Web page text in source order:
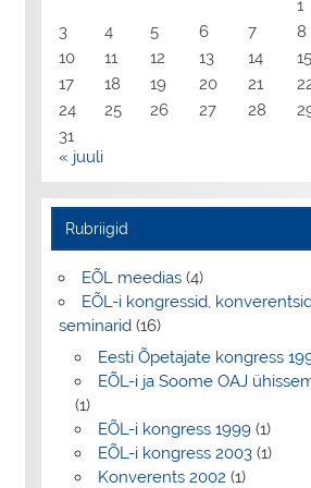
1
3
4 5 6 7 8
10
11 12 13 14 15
17
18 19 20 21
24
25 26 27 28
31
« juuli
Rubriigid
EÕL meedias(4)
EÕL-i kongressid,
seminarid(16)
Eesti Õpetajate kongress
EÕL-i ja Soome OAJ
(1)
EÕL-i kongress 1999 (1)
EÕL-i kongress 2003 (1)
Konverents 2002 (1)